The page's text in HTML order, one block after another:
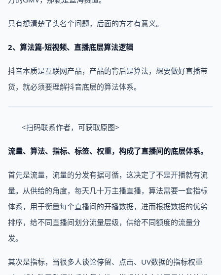
只有想清楚了头名个问题，后面的方才有意义。
2、算法篇-短视频、直播底层算法逻辑
抖音本质是互联网产品，产品的背后是算法，想要做好直播带
货，就必须要理解抖音底层的算法体系。
<扫码联系作者，可获取原图>
流量、算法、指标、标签、权重，构成了直播间的底层体系。
首先是流量，流量的分发有据可循，这决定了不是开播就有流
量。从供给的角度，每天几十万主播直播，算法需要一套指标
体系，用于衡量每个直播间的开播数据，进而根据数据的优劣
排序，给不同直播间划分流量层级，供给不同额度的流量分
发。
其次是指标，当很多人谈论停留、点击、UV数据的指标权重